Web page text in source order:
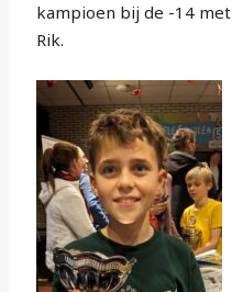
kampioen bij de -14
Rik.